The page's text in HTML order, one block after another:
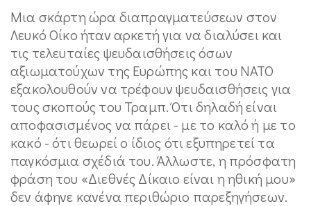
Μια σκάρτη ώρα διαπραγματεύσεων στον
Λευκό Οίκο ήταν αρκετή για να διαλύσει και
τις τελευταίες ψευδαισθήσεις όσων
αξιωματούχων της Ευρώπης και του ΝΑΤΟ
εξακολουθούν να τρέφουν ψευδαισθήσεις για
τους σκοπούς του Τραμπ. Ότι δηλαδή είναι
αποφασισμένος να πάρει - με το καλό ή με το
κακό - ότι θεωρεί ο ίδιος ότι εξυπηρετεί τα
παγκόσμια σχέδιά του. Άλλωστε, η πρόσφατη
φράση του «Διεθνές Δίκαιο είναι η ηθική μου»
δεν άφηνε κανένα περιθώριο παρεξηγήσεων.